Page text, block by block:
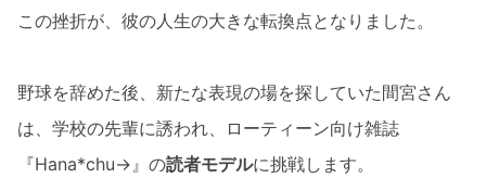
この挫折が、彼の人生の大きな転換点となりました。
野球を辞めた後、新たな表現の場を探していた間宮さん
は、学校の先輩に誘われ、ローティーン向け雑誌
『Hana*chu→』の読者モデルに挑戦します。